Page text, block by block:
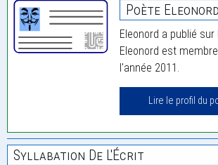
Poète Eleonord
Eleonord a publié
Eleonord est
l'année 2011.
Lire le profil du
Syllabation De L'Écrit